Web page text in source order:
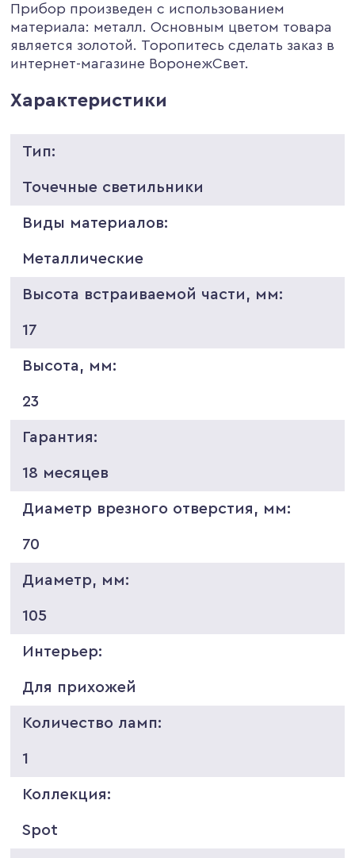
Прибор произведен с использованием
материала: металл. Основным цветом товара
является золотой. Торопитесь сделать заказ в
интернет-магазине ВоронежСвет.
Характеристики
Тип:
Точечные светильники
Виды материалов:
Металлические
Высота встраиваемой части, мм:
17
Высота, мм:
23
Гарантия:
18 месяцев
Диаметр врезного отверстия, мм:
70
Диаметр, мм:
105
Интерьер:
Для прихожей
Количество ламп:
1
Коллекция:
Spot